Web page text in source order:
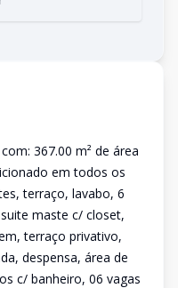
367.00 m² de área
em todos os
terraço, lavabo, 6
maste c/ closet,
terraço privativo,
despensa, área de
c/ banheiro, 06 vagas